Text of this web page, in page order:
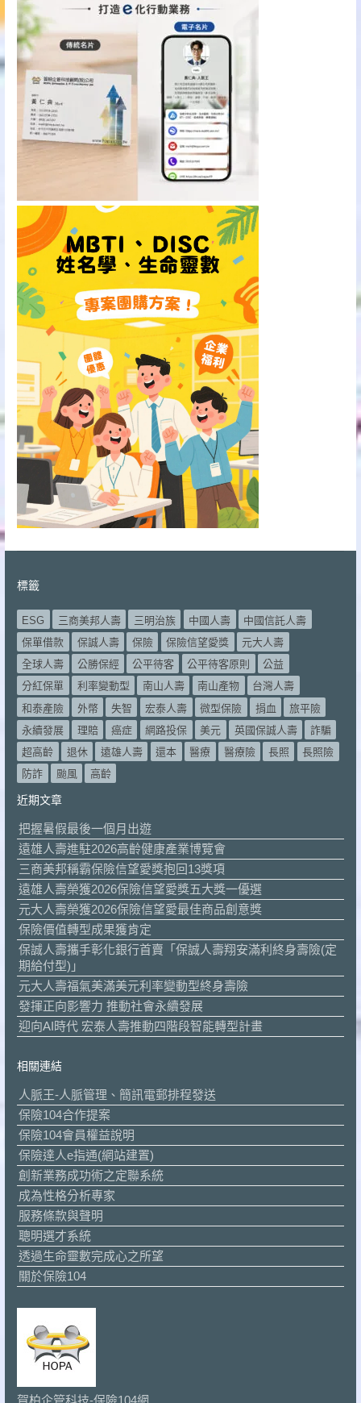
標籤
ESG 三商美邦人壽 三明治族 中國人壽
中國信託人壽
保單借款
保誠人壽 保險 保險信望愛獎
元大人壽
全球人壽
公勝保經 公平待客 公平待客原則
公益
分紅保單
利率變動型 南山人壽 南山產物
台灣人壽
和泰產險
外幣 失智 宏泰人壽 微型保險 捐血
旅平險
永續發展
理賠 癌症 網路投保 美元 英國保誠人壽
詐騙
超高齡
退休 遠雄人壽 還本 醫療 醫療險 長照
長照險
防詐
颱風 高齡
近期文章
把握暑假最後一個月出遊
遠雄人壽進駐2026高齡健康產業博覽會
三商美邦稱霸保險信望愛獎抱回13獎項
遠雄人壽榮獲2026保險信望愛獎五大獎一優選
元大人壽榮獲2026保險信望愛最佳商品創意獎
保險價值轉型成果獲肯定
保誠人壽攜手彰化銀行首賣「保誠人壽翔安滿利終身壽險(定
期給付型)」
元大人壽福氣美滿美元利率變動型終身壽險
發揮正向影響力 推動社會永續發展
迎向AI時代 宏泰人壽推動四階段智能轉型計畫
相關連結
人脈王-人脈管理、簡訊電郵排程發送
保險104合作提案
保險104會員權益說明
保險達人e指通(網站建置)
創新業務成功術之定聯系統
成為性格分析專家
服務條款與聲明
聰明選才系統
透過生命靈數完成心之所望
關於保險104